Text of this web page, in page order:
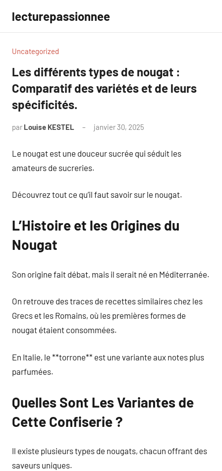
contenu
lecturepassionnee
Uncategorized
Les différents types de nougat :
Comparatif des variétés et de leurs
spécificités.
par Louise KESTEL janvier 30, 2025
Le nougat est une douceur sucrée qui séduit les
amateurs de sucreries.
Découvrez tout ce qu’il faut savoir sur le nougat.
L’Histoire et les Origines du
Nougat
Son origine fait débat, mais il serait né en Méditerranée.
On retrouve des traces de recettes similaires chez les
Grecs et les Romains, où les premières formes de
nougat étaient consommées.
En Italie, le **torrone** est une variante aux notes plus
parfumées.
Quelles Sont Les Variantes de
Cette Confiserie ?
Il existe plusieurs types de nougats, chacun offrant des
saveurs uniques.